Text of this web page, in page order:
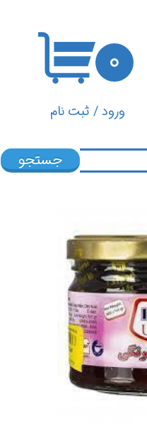
ورود/ ثبت نام
۰
جستجو